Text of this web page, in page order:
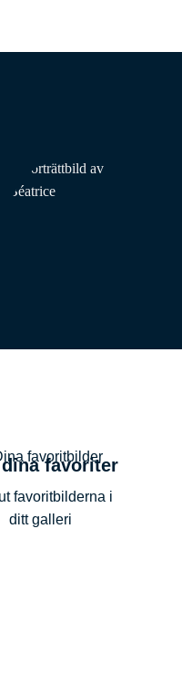
favoriter
favoritbilderna i
ditt galleri